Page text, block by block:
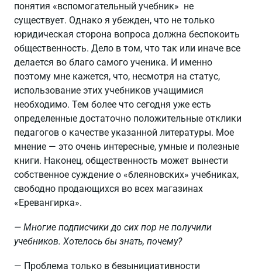
понятия «вспомогательный учебник» не
существует. Однако я убежден, что не только
юридическая сторона вопроса должна беспокоить
общественность. Дело в том, что так или иначе все
делается во благо самого ученика. И именно
поэтому мне кажется, что, несмотря на статус,
использование этих учебников учащимися
необходимо. Тем более что сегодня уже есть
определенные достаточно положительные отклики
педагогов о качестве указанной литературы. Мое
мнение — это очень интересные, умные и полезные
книги. Наконец, общественность может вынести
собственное суждение о «блеяновских» учебниках,
свободно продающихся во всех магазинах
«Еревангирка».
— Многие подписчики до сих пор не получили
учебников. Хотелось бы знать, почему?
— Проблема только в безынициативности